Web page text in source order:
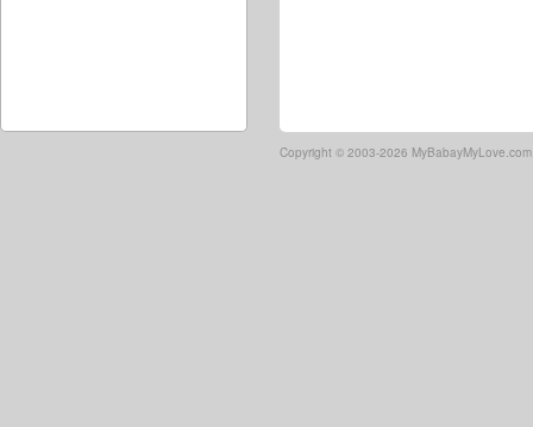
Copyright © 2003-2026